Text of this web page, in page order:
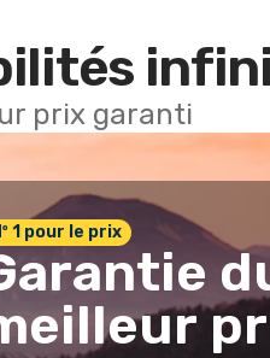
prix garanti
1 pour le prix